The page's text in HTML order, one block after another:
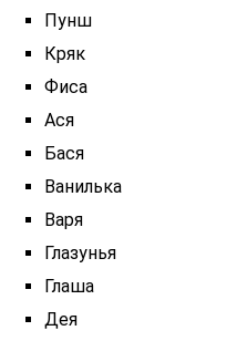
Пунш
Кряк
Фиса
Ася
Бася
Ванилька
Варя
Глазунья
Глаша
Дея